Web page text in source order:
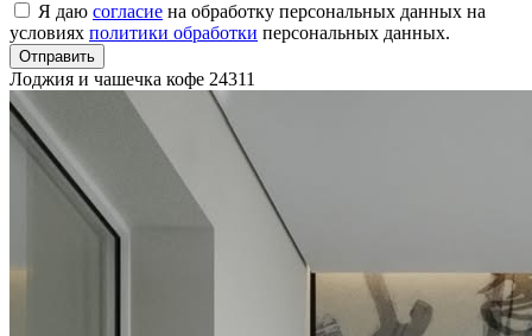
Я даю согласие на обработку персональных данных на
условиях политики обработки персональных данных.
Отправить
Лоджия и чашечка кофе 24311